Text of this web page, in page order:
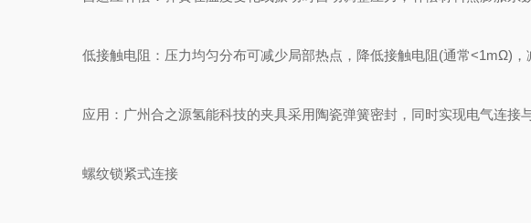
低接触电阻：压力均匀分布可减少局部热点，降低接触电阻(通常<1mΩ)，
应用：广州合之源氢能科技的夹具采用陶瓷弹簧密封，同时实现电气连接
螺纹锁紧式连接